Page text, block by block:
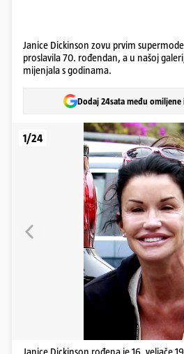
Janice Dickinson zovu prvim
proslavila 70. rođendan, a u našoj
mijenjala s godinama.
Dodaj 24sata među omiljene
1/24